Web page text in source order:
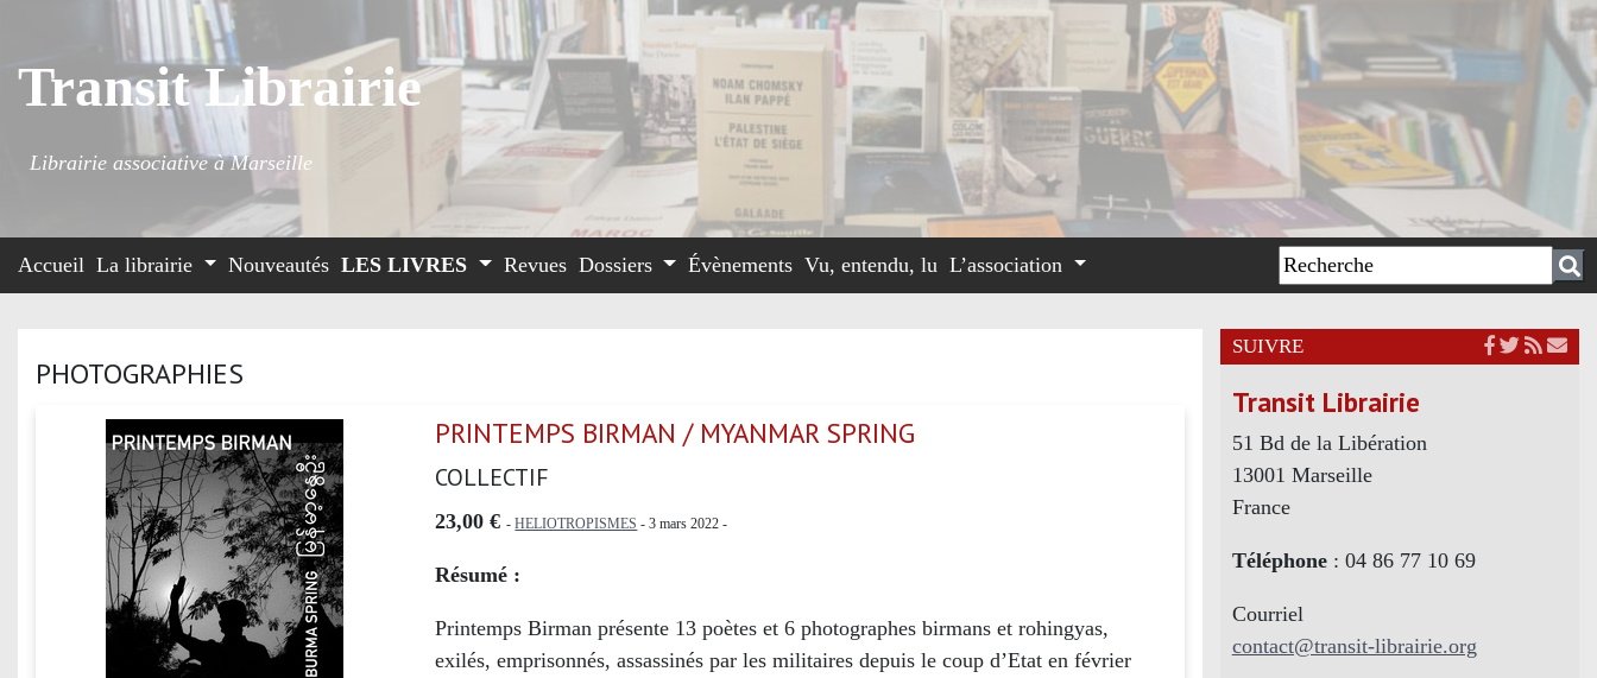
Transit Librairie
Librairie associative à Marseille
Accueil La librairie Nouveautés LES LIVRES Revues Dossiers Évènements Vu, entendu, lu L’association
PHOTOGRAPHIES
PRINTEMPS BIRMAN / MYANMAR SPRING
COLLECTIF
23,00 € -HELIOTROPISMES - 3 mars 2022 -
Résumé :
Printemps Birman présente 13 poètes et 6 photographes birmans et rohingyas,
exilés, emprisonnés, assassinés par les militaires depuis le coup d’Etat en février
SUIVRE
Transit Librairie
51 Bd de la Libération
13001 Marseille
France
Téléphone: 04 86 77 10 69
Courriel
contact@transit-librairie.org